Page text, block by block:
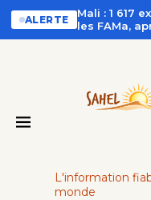
ALERTE
Mali : 1 617
les FAMa,
L'information
monde